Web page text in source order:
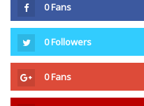
0Fans
0Followers
0Fans